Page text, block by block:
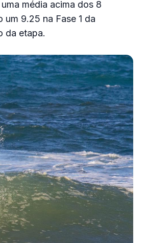
média acima dos 8
9.25 na Fase 1 da
da etapa.